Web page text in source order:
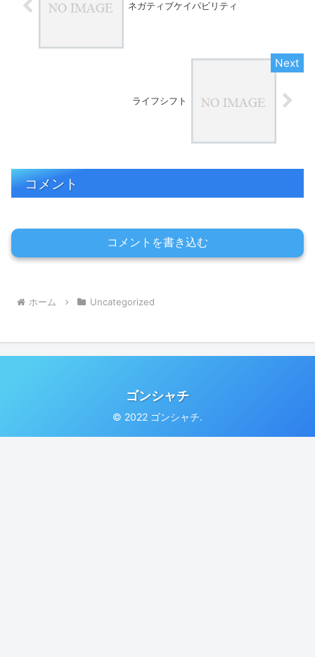
ネガティブケイパビリティ
ライフシフト
コメント
コメントを書き込む
ホーム Uncategorized
ゴンシャチ
© 2022 ゴンシャチ.